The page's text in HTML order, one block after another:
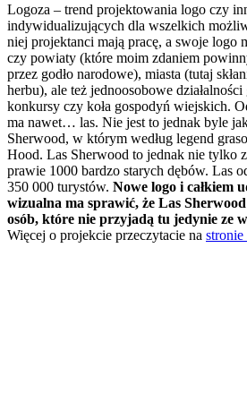
Logoza – trend projektowania logo czy
indywidualizujących dla wszelkich
niej projektanci mają pracę, a swoje logo
czy powiaty (które moim zdaniem
przez godło narodowe), miasta (tutaj
herbu), ale też jednoosobowe
konkursy czy koła gospodyń wiejskich.
ma nawet… las. Nie jest to jednak byle
Sherwood, w którym według legend
Hood. Las Sherwood to jednak nie tylko
prawie 1000 bardzo starych dębów. Las
350 000 turystów. Nowe logo i całkiem
wizualna ma sprawić, że Las
osób, które nie przyjadą tu jedynie ze
Więcej o projekcie przeczytacie na stronie